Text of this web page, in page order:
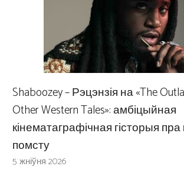
Shaboozey – Рэцэнзія на «The
Other Western Tales»: амбіцыйная
кінематаграфічная гісторыя пра
помсту
5 жніўня 2026